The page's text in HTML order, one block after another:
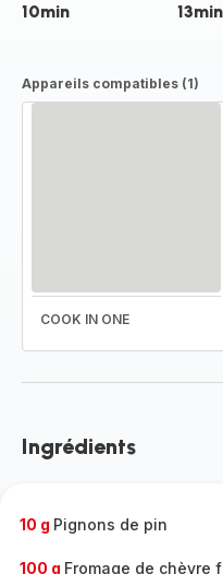
10min 13min
Appareils compatibles (1)
COOK IN ONE
Ingrédients
10 g Pignons de pin
100 g Fromage de chèvre